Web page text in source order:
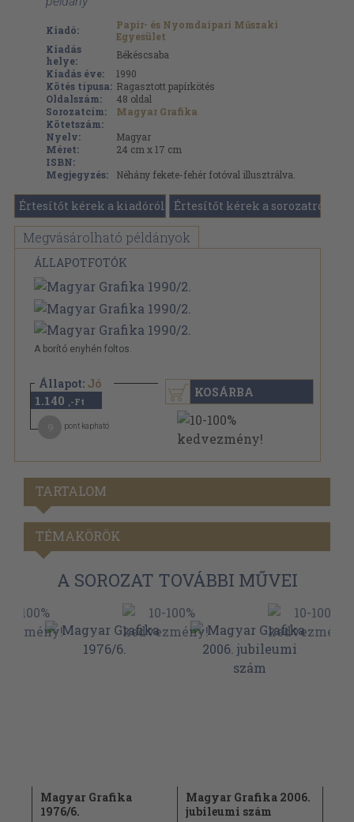
Kiadó:
Papír- és Nyomdaipari Műszaki
Egyesület
Kiadás
helye:
Békéscsaba
Kiadás éve:
1990
Kötés típusa: Ragasztott papírkötés
Oldalszám:
48 oldal
Sorozatcím:
Magyar Grafika
Kötetszám:
Nyelv:
Magyar
Méret:
24 cm x 17 cm
ISBN:
Megjegyzés:
Néhány fekete-fehér fotóval illusztrálva.
Értesítőt kérek a kiadóról Értesítőt kérek a sorozatról
Megvásárolható példányok
ÁLLAPOTFOTÓK
A borító enyhén foltos.
Állapot: Jó
1.140 ,-Ft
pont kapható
KOSÁRBA
TARTALOM
TÉMAKÖRÖK
A SOROZAT TOVÁBBI MŰVEI
Magyar Grafika
1976/6.
Magyar Grafika 2006.
jubileumi szám